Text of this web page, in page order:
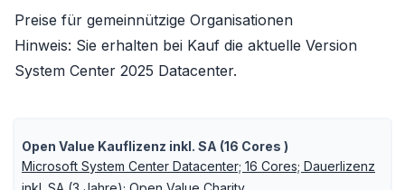
Preise für gemeinnützige Organisationen
Hinweis: Sie erhalten bei Kauf die aktuelle Version
System Center 2025 Datacenter.
Open Value Kauflizenz inkl. SA (16 Cores )
Microsoft System Center Datacenter; 16 Cores; Dauerlizenz